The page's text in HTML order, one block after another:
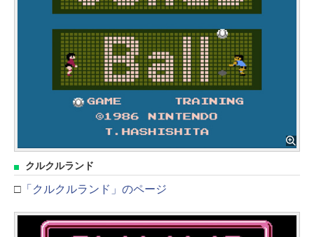
クルクルランド
□ 「クルクルランド」のページ